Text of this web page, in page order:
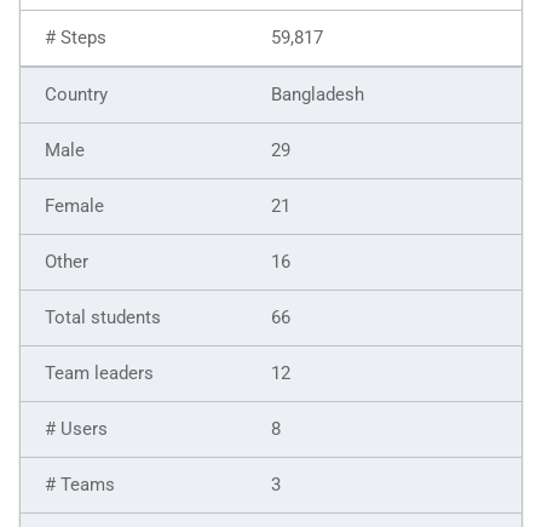
59,817
Bangladesh
29
21
16
66
12
8
3